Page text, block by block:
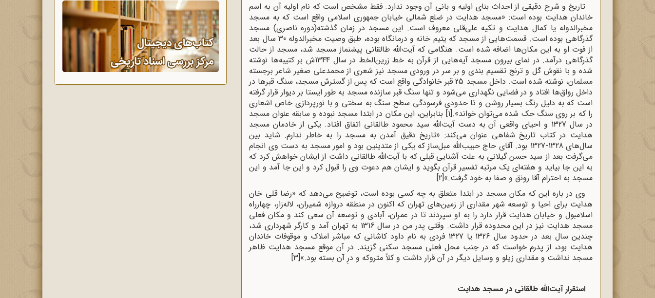
تاریخ و شرح دقیقی از احداث بنای اولیه و بانی آن وجود ندارد. فقط مشخص است که نام اولیه آن به اسم
خاندان هدایت بوده است: «مسجد هدایت در ضلع شمالی خیابان جمهوری اسلامی واقع است که به مسجد
مخبرالدوله یا کمال هدایت و تکیه علی‌قلی معروف است. این مسجد در زمان گذشته(دوره ناصری) مسجد
گذرگاهی بوده است. قسمت‌هایی از مسجد که یتیم خانه و درمانگاه بوده، طبق وصیت مخبرالدوله 30 سال بعد
از فوت او به این مکان‌ها اضافه شده است. هنگامی که آیت‌الله طالقانی پیشنماز مسجد شد، مسجد از حالت
گذرگاهی درآمد. در نمای بیرون مسجد آیه‌هایی از قرآن به خط زرین‌الخط در سال 1344ش بر کتیبه‌ها نوشته
شده و با نقوش گل و ترنج تقسیم بندی و بر سر در ورودی مسجد نیز شعری از محمدعلی صغیر شاعر برجسته
مسلمان، نوشته شده است. داخل مسجد 25 قبر خانوادگی واقع است که پس از گسترش مسجد، سنگ قبرها در
داخل رواق‌ها افتاد و در فضایی نگهداری می‌شود و تنها سنگ قبر سازنده مسجد به طور ایستا بر دیوار قرار گرفته
است که به دلیل رنگ بسیار روشن و تا حدودی فرسودگی سطح سنگ به سختی و با نورپردازی خاص اشعاری
را که بر روی سنگ حک شده می‌توان خواند».[1] بنابراین، این مکان در ابتدا مسجد نبوده و سابقه عنوان مسجد
در سال 1327 و احیای واقعی آن به دست آیت‌الله سید محمود طالقانی اتفاق افتاد. یکی از خادمان مسجد
هدایت در کتاب تاریخ شفاهی عنوان می‌کند: «تاریخ دقیق آمدن به مسجد را به خاطر ندارم. شاید بین
سال‌های 1328-1327 بود. آقای حاج حبیب‌الله مبل‌ساز که یکی از متدینین بود و امور مسجد به دست وی انجام
می‌گرفت بعد از سید حسن گیلانی به علت آشنایی قبلی که با آیت‌الله طالقانی داشت از ایشان خواهش کرد که
به این جا بیاید و هفته‌ای یک مرتبه تفسیر قرآن بگوید و ایشان هم دعوت وی را قبول کرد و این جا آمد و این
مسجد به احترام آقا رونق و صفا به خود گرفت.»[2]
وی در باره این ‌که مکان مسجد در ابتدا متعلق به چه کسی بوده است، توضیح می‌دهد که «رضا قلی خان
هدایت برای احیا و توسعه شهر مقداری از زمین‌های تهران که اکنون در منطقه دروازه شمیران، لاله‌زار، چهارراه
اسلامبول و خیابان هدایت قرار دارد را به او سپردند تا در عمران، آبادی و توسعه آن سعی کند و مکان فعلی
مسجد هدایت نیز در این محدوده قرار داشت. وقتی پدر من در سال 1316 به تهران آمد و کارگر شهرداری شد،
چندین سال بعد در حدود سال 1326 یا 1327 فردی به نام داود کاشانی که مباشر املاک و موقوفات خاندان
هدایت بود، از پدرم خواست که در جنب محل فعلی مسجد سکنی گزیند. در آن موقع مسجد هدایت ظاهر
مسجد نداشت و مقداری زیلو و وسایل دیگر در آن قرار داشت و کلاً متروکه و درِ آن بسته بود.»[3]
استقرار آیت‌الله طالقانی در مسجد هدایت